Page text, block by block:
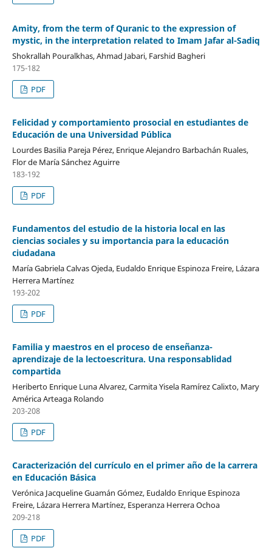
Amity, from the term of Quranic to the expression of
mystic, in the interpretation related to Imam Jafar al-Sadiq
Shokrallah Pouralkhas, Ahmad Jabari, Farshid Bagheri
175-182
PDF
Felicidad y comportamiento prosocial en estudiantes de
Educación de una Universidad Pública
Lourdes Basilia Pareja Pérez, Enrique Alejandro Barbachán Ruales,
Flor de María Sánchez Aguirre
183-192
PDF
Fundamentos del estudio de la historia local en las
ciencias sociales y su importancia para la educación
ciudadana
María Gabriela Calvas Ojeda, Eudaldo Enrique Espinoza Freire, Lázara
Herrera Martínez
193-202
PDF
Familia y maestros en el proceso de enseñanza-
aprendizaje de la lectoescritura. Una responsablidad
compartida
Heriberto Enrique Luna Alvarez, Carmita Yisela Ramírez Calixto, Mary
América Arteaga Rolando
203-208
PDF
Caracterización del currículo en el primer año de la carrera
en Educación Básica
Verónica Jacqueline Guamán Gómez, Eudaldo Enrique Espinoza
Freire, Lázara Herrera Martínez, Esperanza Herrera Ochoa
209-218
PDF